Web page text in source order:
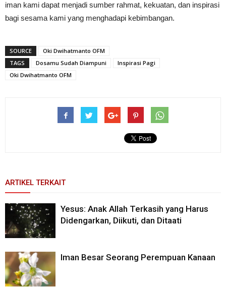
iman kami dapat menjadi sumber rahmat, kekuatan, dan inspirasi
bagi sesama kami yang menghadapi kebimbangan.
SOURCE
Oki Dwihatmanto OFM
TAGS
Dosamu Sudah Diampuni
Inspirasi Pagi
Oki Dwihatmanto OFM
ARTIKEL TERKAIT
Yesus: Anak Allah Terkasih yang Harus
Didengarkan, Diikuti, dan Ditaati
Iman Besar Seorang Perempuan Kanaan